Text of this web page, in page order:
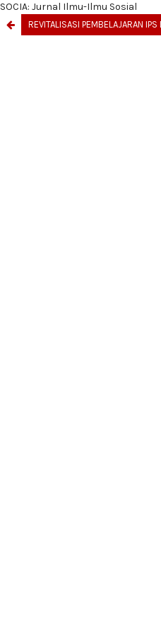
SOCIA: Jurnal Ilmu-Ilmu Sosial